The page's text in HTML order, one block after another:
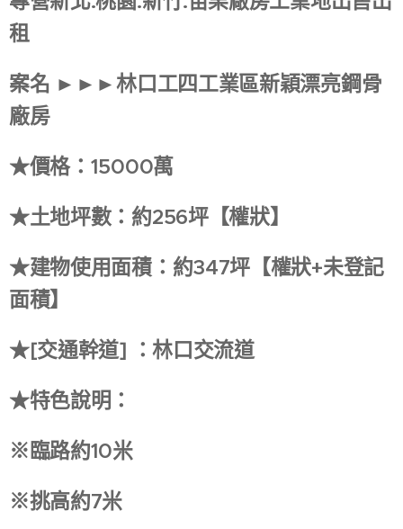
租
案名 ►►►林口工四工業區新穎漂亮鋼骨
廠房
★價格：15000萬
★土地坪數：約256坪【權狀】
★建物使用面積：約347坪【權狀+未登記
面積】
★[交通幹道] ：林口交流道
★特色說明：
※臨路約10米
※挑高約7米